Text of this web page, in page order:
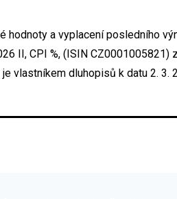
hodnoty a vyplacení posledního
II, CPI %, (ISIN CZ0001005821)
vlastníkem dluhopisů k datu 2. 3.